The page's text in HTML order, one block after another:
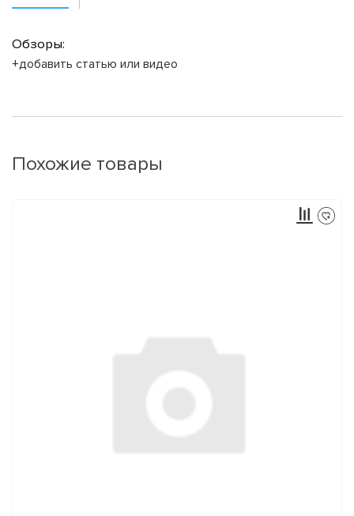
Обзоры:
+добавить статью или видео
Похожие товары